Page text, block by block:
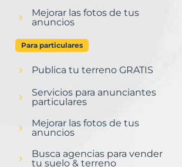
Mejorar las fotos de tus
anuncios
Para particulares
Publica tu terreno GRATIS
Servicios para anunciantes
particulares
Mejorar las fotos de tus
anuncios
Busca agencias para vender
tu suelo & terreno